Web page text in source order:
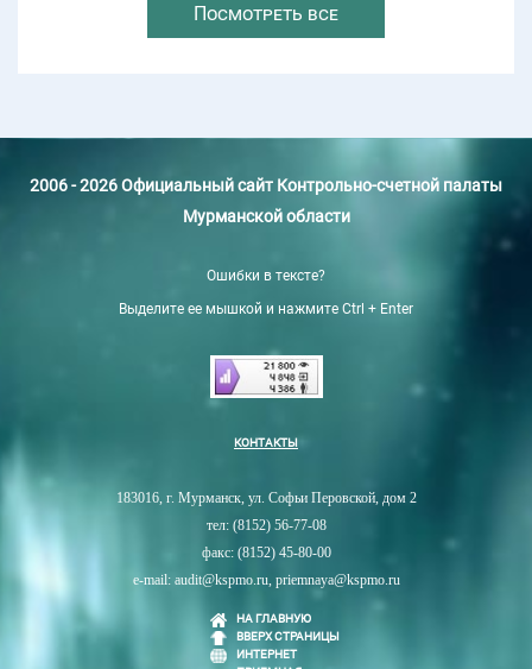
Посмотреть все
2006 - 2026 Официальный сайт Контрольно-счетной палаты
Мурманской области
Ошибки в тексте?
Выделите ее мышкой и нажмите Ctrl + Enter
КОНТАКТЫ
183016, г. Мурманск, ул. Софьи Перовской, дом 2
тел: (8152) 56-77-08
факс: (8152) 45-80-00
e-mail: audit@kspmo.ru, priemnaya@kspmo.ru
НА ГЛАВНУЮ
ВВЕРХ СТРАНИЦЫ
ИНТЕРНЕТ